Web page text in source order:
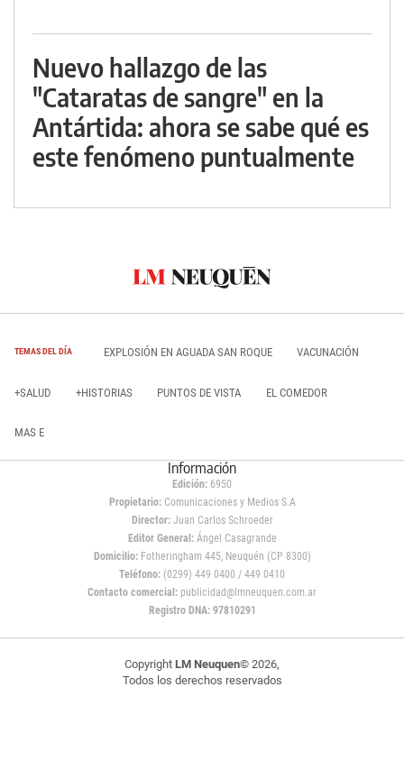
Nuevo hallazgo de las
"Cataratas de sangre" en la
Antártida: ahora se sabe qué es
este fenómeno puntualmente
TEMAS DEL DÍA EXPLOSIÓN EN AGUADA SAN ROQUE VACUNACIÓN
+SALUD +HISTORIAS PUNTOS DE VISTA EL COMEDOR
MAS E
Información
Edición: 6950
Propietario:Comunicaciones y Medios S.A
Director: Juan Carlos Schroeder
Editor General:Ángel Casagrande
Domicilio:Fotheringham 445, Neuquén (CP 8300)
Teléfono: (0299) 449 0400 / 449 0410
Contacto comercial: publicidad@lmneuquen.com.ar
Registro DNA: 97810291
Copyright LM Neuquen© 2026,
Todos los derechos reservados